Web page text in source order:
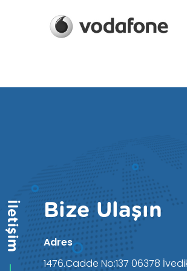
İletişim Bize Ulaşın
Adres
1476.Cadde No:137 06378